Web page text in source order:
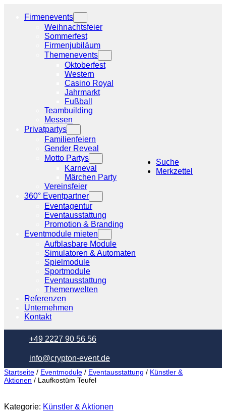
Firmenevents
Weihnachtsfeier
Sommerfest
Firmenjubiläum
Themenevents
Oktoberfest
Western
Casino Royal
Jahrmarkt
Fußball
Teambuilding
Messen
Privatpartys
Familienfeiern
Gender Reveal
Motto Partys
Karneval
Märchen Party
Vereinsfeier
360° Eventpartner
Eventagentur
Eventausstattung
Promotion & Branding
Eventmodule mieten
Aufblasbare Module
Simulatoren & Automaten
Spielmodule
Sportmodule
Eventausstattung
Themenwelten
Referenzen
Unternehmen
Kontakt
Suche
Merkzettel
+49 2227 90 56 56
info@crypton-event.de
Startseite / Eventmodule / Eventausstattung / Künstler &
Aktionen / Laufkostüm Teufel
Kategorie: Künstler & Aktionen